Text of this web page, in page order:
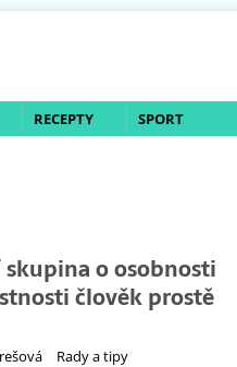
RECEPTY SPORT
o osobnosti
člověk prostě
Rady a tipy